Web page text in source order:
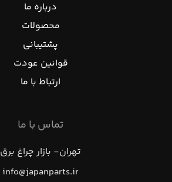
درباره ما
محصولات
پشتیبانی
قوانین عودت
ارتباط با ما
تماس با ما
تهران- بازار چراغ برق
info@japanparts.ir